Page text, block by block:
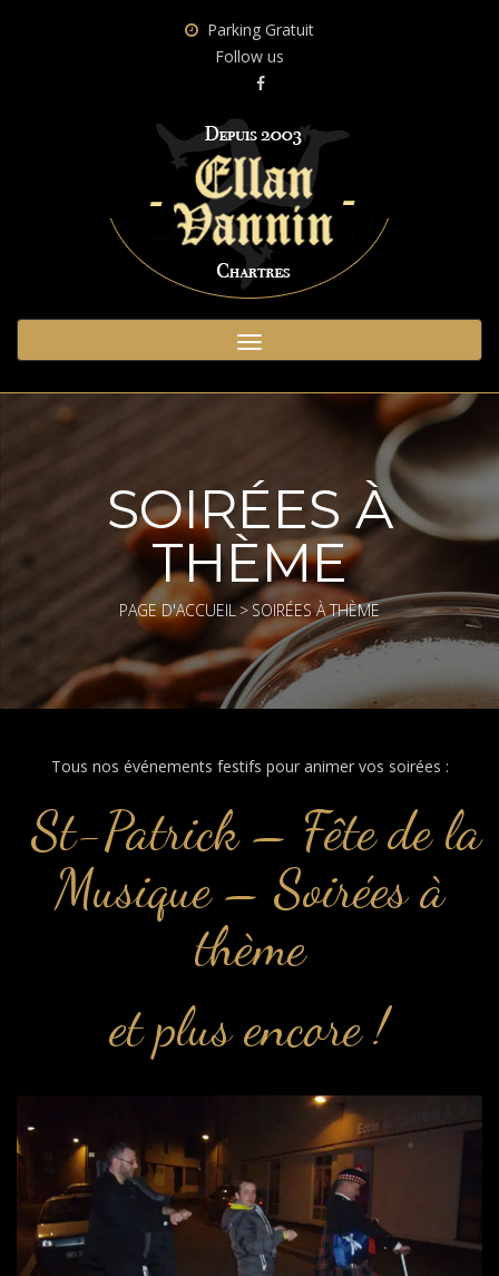
Parking Gratuit
Follow us
Toggle
navigation
SOIRÉES À
THÈME
PAGE D'ACCUEIL> SOIRÉES À THÈME
Tous nos événements festifs pour animer vos soirées :
St-Patrick – Fête de la
Musique – Soirées à
thème
et plus encore !